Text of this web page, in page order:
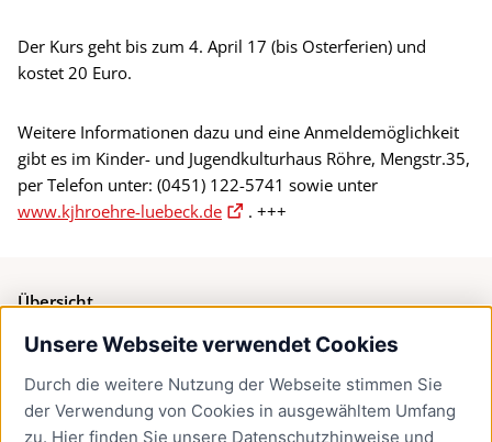
Unsere Webseite verwendet Cookies
Durch die weitere Nutzung der Webseite stimmen Sie
der Verwendung von Cookies in ausgewähltem Umfang
zu. Hier finden Sie unsere Datenschutzhinweise und
Der Kurs geht bis zum 4. April 17 (bis Osterferien) und
kostet 20 Euro.
Weitere Informationen dazu und eine Anmeldemöglichkeit
gibt es im Kinder- und Jugendkulturhaus Röhre, Mengstr.35,
per Telefon unter: (0451) 122-5741 sowie unter
www.kjhroehre-luebeck.de
. +++
Übersicht
Bürgerservice
Presse
Newsletter Lübeck:kompakt